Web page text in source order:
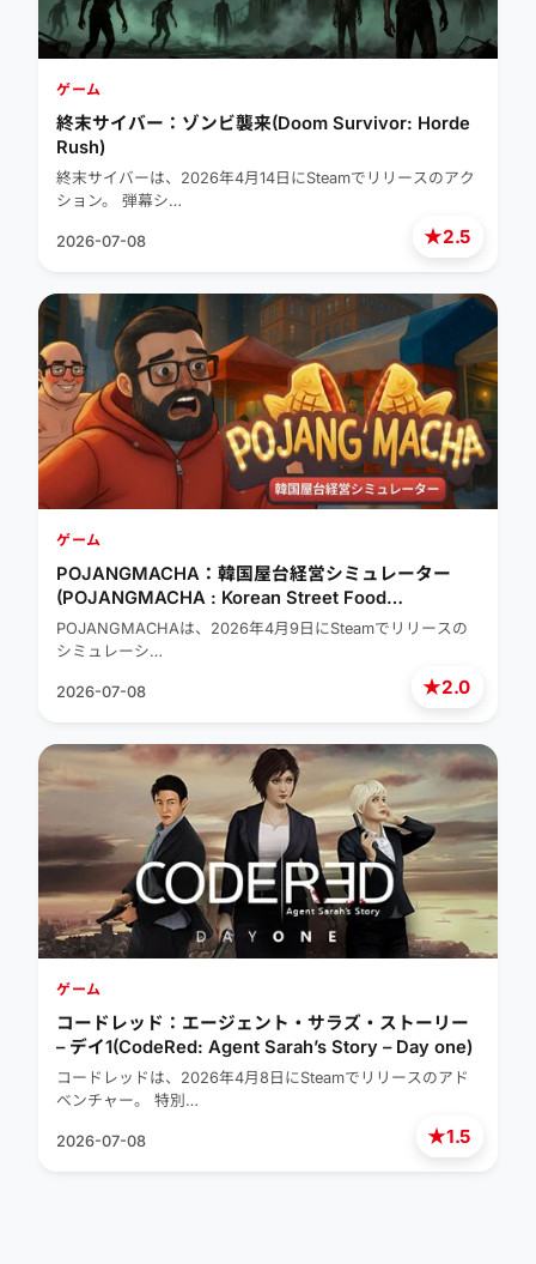
★2.5
ゲーム
終末サイバー：ゾンビ襲来(Doom Survivor: Horde
Rush)
終末サイバーは、2026年4月14日にSteamでリリースのアク
ション。 弾幕シ…
2026-07-08
★2.0
ゲーム
POJANGMACHA：韓国屋台経営シミュレーター
(POJANGMACHA : Korean Street Food
Management Simulator)
POJANGMACHAは、2026年4月9日にSteamでリリースの
シミュレーシ…
2026-07-08
★1.5
ゲーム
コードレッド：エージェント・サラズ・ストーリー
– デイ1(CodeRed: Agent Sarah’s Story – Day one)
コードレッドは、2026年4月8日にSteamでリリースのアド
ベンチャー。 特別…
2026-07-08